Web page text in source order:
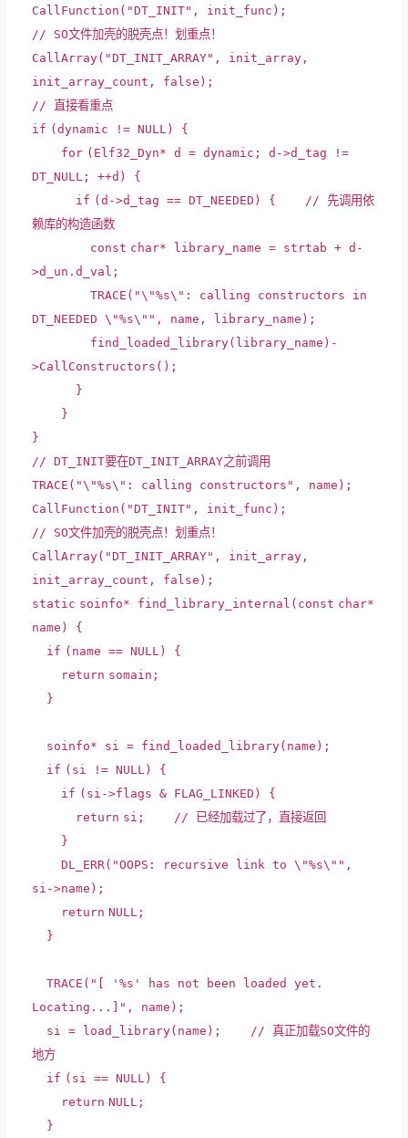
CallFunction( "DT_INIT" , init_func);
// SO文件加壳的脱壳点！划重点！
CallArray( "DT_INIT_ARRAY" , init_array,
init_array_count, false);
// 直接看重点
if (dynamic != NULL) {
for (Elf32_Dyn* d = dynamic; d->d_tag !=
DT_NULL; ++d) {
if (d->d_tag == DT_NEEDED) {
// 先调用依
赖库的构造函数
const char* library_name = strtab + d-
>d_un.d_val;
TRACE( "\"%s\": calling constructors in
DT_NEEDED \"%s\"" , name, library_name);
find_loaded_library(library_name)-
>CallConstructors();
}
}
}
// DT_INIT要在DT_INIT_ARRAY之前调用
TRACE( "\"%s\": calling constructors" , name);
CallFunction( "DT_INIT" , init_func);
// SO文件加壳的脱壳点！划重点！
CallArray( "DT_INIT_ARRAY" , init_array,
init_array_count, false);
static soinfo* find_library_internal(const char*
name) {
if (name == NULL) {
return somain;
}
soinfo* si = find_loaded_library(name);
if (si != NULL) {
if (si->flags & FLAG_LINKED) {
return si;
// 已经加载过了，直接返回
}
DL_ERR( "OOPS: recursive link to \"%s\"" ,
si->name);
return NULL;
}
TRACE( "[ '%s' has not been loaded yet.
Locating...]" , name);
si = load_library(name);
// 真正加载SO文件的
地方
if (si == NULL) {
return NULL;
}